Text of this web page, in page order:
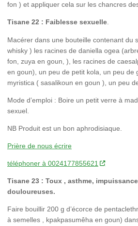
fon ) et appliquer cela sur les chancres
Tisane 22 : Faiblesse sexuelle.
Macérer dans une bouteille contenant du
whisky ) les racines de daniella ogea
fon, zuya en goun, ), les racines de
en goun), un peu de petit kola, un peu de
myristica ( sasalikoun en goun ), un peu
Mode d’emploi : Boire un petit verre à
sexuel.
NB Produit est un bon aphrodisiaque.
Prière de nous écrire
téléphoner à 0024177855621
Tisane 23 : Toux , asthme,
douloureuses.
Faire bouillir 200 g d’écorce de
à semelles , kpakpasumêha en goun)